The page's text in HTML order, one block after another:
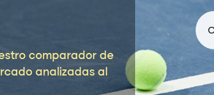
comparador de
analizadas al